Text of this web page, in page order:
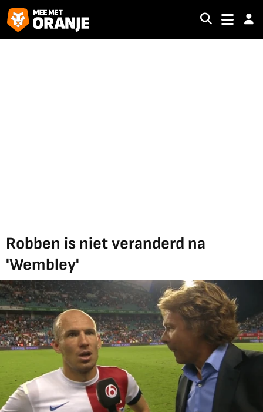
Robben is niet veranderd na
'Wembley'